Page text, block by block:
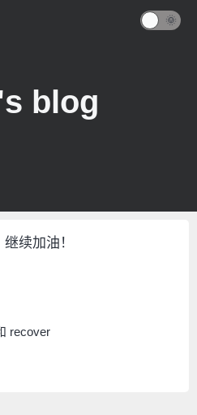
blog
续加油！
recover